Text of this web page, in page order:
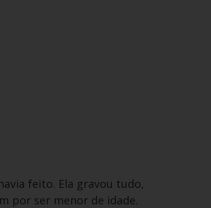
feito. Ela gravou tudo,
por ser menor de idade.